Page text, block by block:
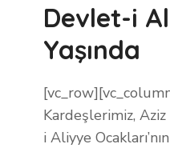
Devlet-i
Yaşında
Kardeşlerimiz,
i Aliyye